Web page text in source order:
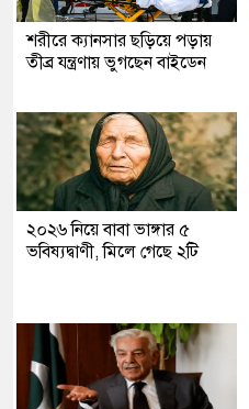
শরীরে ক্যানসার ছড়িয়ে পড়ায়
তীব্র যন্ত্রণায় ভুগছেন বাইডেন
২০২৬ নিয়ে বাবা ভাঙ্গার ৫
ভবিষ্যদ্বাণী, মিলে গেছে ২টি